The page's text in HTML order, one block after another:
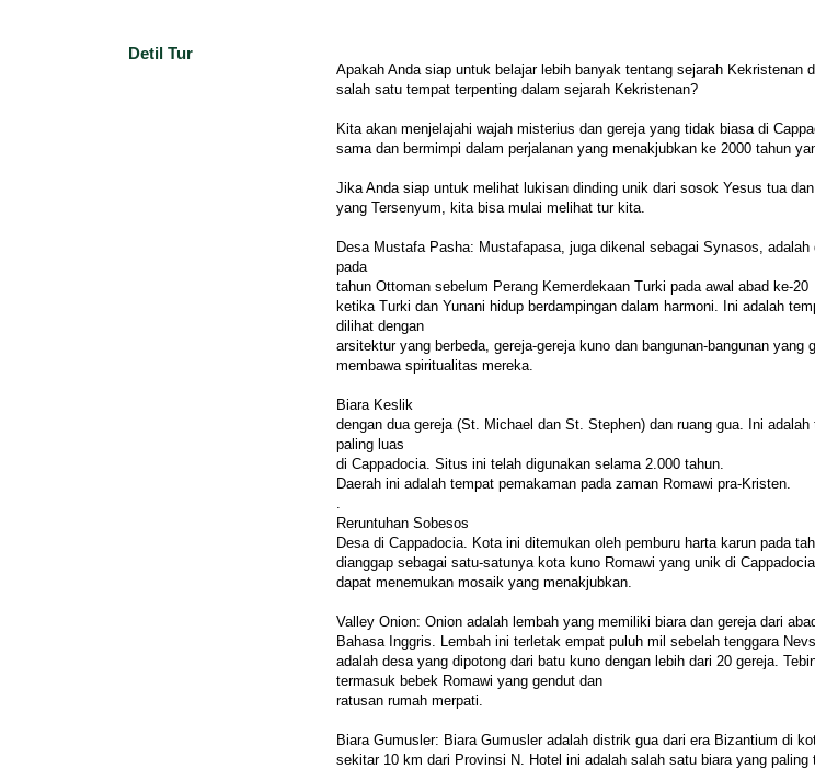
Detil Tur
Apakah Anda siap untuk belajar lebih banyak tentang sejarah Kekristenan
salah satu tempat terpenting dalam sejarah Kekristenan?
Kita akan menjelajahi wajah misterius dan gereja yang tidak biasa di
sama dan bermimpi dalam perjalanan yang menakjubkan ke 2000 tahun
Jika Anda siap untuk melihat lukisan dinding unik dari sosok Yesus tua
yang Tersenyum, kita bisa mulai melihat tur kita.
Desa Mustafa Pasha: Mustafapasa, juga dikenal sebagai Synasos, adalah
pada
tahun Ottoman sebelum Perang Kemerdekaan Turki pada awal abad ke-20
ketika Turki dan Yunani hidup berdampingan dalam harmoni. Ini adalah
dilihat dengan
arsitektur yang berbeda, gereja-gereja kuno dan bangunan-bangunan yang
membawa spiritualitas mereka.
Biara Keslik
dengan dua gereja (St. Michael dan St. Stephen) dan ruang gua. Ini adalah
paling luas
di Cappadocia. Situs ini telah digunakan selama 2.000 tahun.
Daerah ini adalah tempat pemakaman pada zaman Romawi pra-Kristen.
.
Reruntuhan Sobesos
Desa di Cappadocia. Kota ini ditemukan oleh pemburu harta karun pada
dianggap sebagai satu-satunya kota kuno Romawi yang unik di
dapat menemukan mosaik yang menakjubkan.
Valley Onion: Onion adalah lembah yang memiliki biara dan gereja dari
Bahasa Inggris. Lembah ini terletak empat puluh mil sebelah tenggara
adalah desa yang dipotong dari batu kuno dengan lebih dari 20 gereja.
termasuk bebek Romawi yang gendut dan
ratusan rumah merpati.
Biara Gumusler: Biara Gumusler adalah distrik gua dari era Bizantium di
sekitar 10 km dari Provinsi N. Hotel ini adalah salah satu biara yang paling